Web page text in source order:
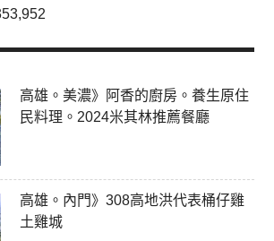
高雄。美濃》阿香的廚房。養生原住
民料理。2024米其林推薦餐廳
高雄。內門》308高地洪代表桶仔雞
土雞城